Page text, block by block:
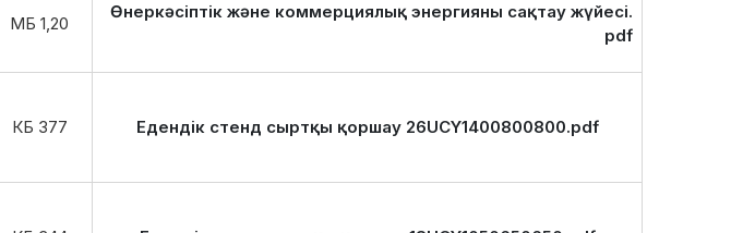
Өнеркәсіптік және коммерциялық энергияны сақтау жүйесі.
pdf
1,20 МБ
Едендік стенд сыртқы қоршау 26UCY1400800800.pdf
377 КБ